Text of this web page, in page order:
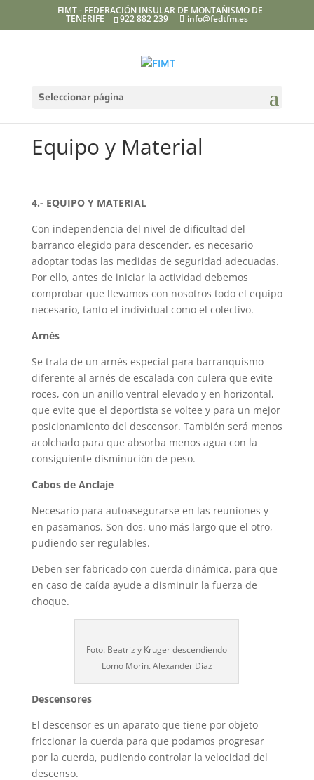
FIMT - FEDERACIÓN INSULAR DE MONTAÑISMO DE
TENERIFE 922 882 239 info@fedtfm.es
Seleccionar página
Equipo y Material
4.- EQUIPO Y MATERIAL
Con independencia del nivel de dificultad del
barranco elegido para descender, es necesario
adoptar todas las medidas de seguridad adecuadas.
Por ello, antes de iniciar la actividad debemos
comprobar que llevamos con nosotros todo el equipo
necesario, tanto el individual como el colectivo.
Arnés
Se trata de un arnés especial para barranquismo
diferente al arnés de escalada con culera que evite
roces, con un anillo ventral elevado y en horizontal,
que evite que el deportista se voltee y para un mejor
posicionamiento del descensor. También será menos
acolchado para que absorba menos agua con la
consiguiente disminución de peso.
Cabos de Anclaje
Necesario para autoasegurarse en las reuniones y
en pasamanos. Son dos, uno más largo que el otro,
pudiendo ser regulables.
Deben ser fabricado con cuerda dinámica, para que
en caso de caída ayude a disminuir la fuerza de
choque.
Foto: Beatriz y Kruger descendiendo
Lomo Morin. Alexander Díaz
Descensores
El descensor es un aparato que tiene por objeto
friccionar la cuerda para que podamos progresar
por la cuerda, pudiendo controlar la velocidad del
descenso.